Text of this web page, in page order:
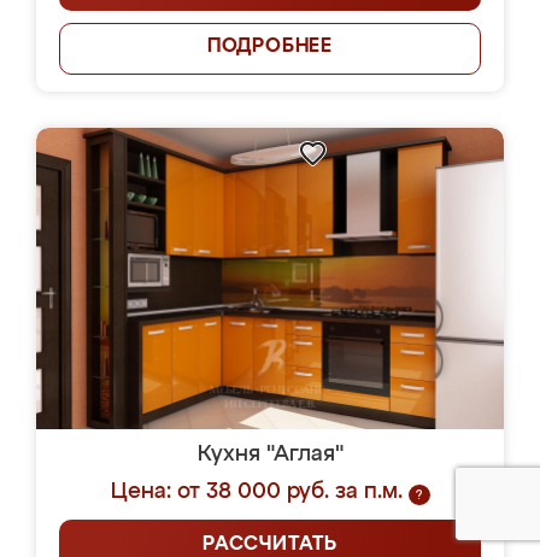
ПОДРОБНЕЕ
Кухня "Аглая"
Цена: от 38 000 руб. за п.м.
?
РАССЧИТАТЬ